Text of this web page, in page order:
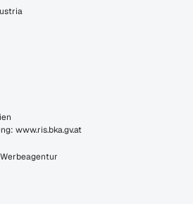
: www.ris.bka.gv.at